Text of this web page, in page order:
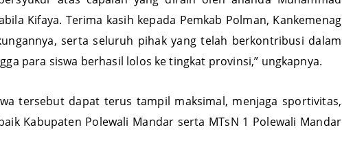
atas capaian yang diraih oleh ananda Muhammad
Kifaya. Terima kasih kepada Pemkab Polman, Kankemenag
serta seluruh pihak yang telah berkontribusi dalam
para siswa berhasil lolos ke tingkat provinsi,” ungkapnya.
tersebut dapat terus tampil maksimal, menjaga sportivitas,
Kabupaten Polewali Mandar serta MTsN 1 Polewali Mandar